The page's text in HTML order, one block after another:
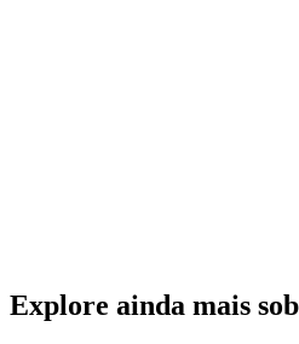
Explore ainda mais